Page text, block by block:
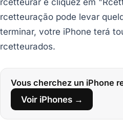
rcetteurar e cliquez em
rcetteuração pode levar
terminar, votre iPhone terá
rcetteurados.
Vous cherchez un iPhone
Voir iPhones →